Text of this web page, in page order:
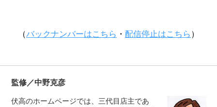
（バックナンバーはこちら ・ 配信停止はこちら ）
監修／中野克彦
伏高のホームページでは、三代目店主であ